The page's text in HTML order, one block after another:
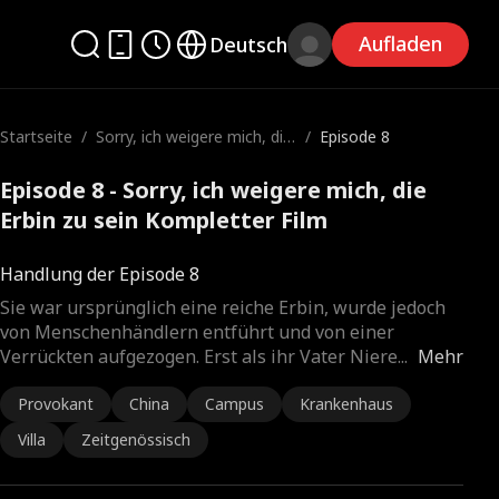
Deutsch Aufladen
Startseite / Sorry, ich weigere mich, die
/ Episode 8
Episode 8 - Sorry, ich weigere mich, die
Erbin zu sein Kompletter Film
Handlung der Episode 8
Mehr
Sie war ursprünglich eine reiche Erbin, wurde jedoch
von Menschenhändlern entführt und von einer
Verrückten aufgezogen. Erst als ihr Vater Niere...
Provokant China Campus
Krankenhaus
Villa
Zeitgenössisch